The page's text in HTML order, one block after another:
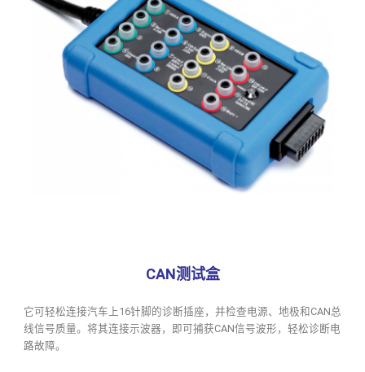
CAN测试盒
它可轻松连接汽车上16针脚的诊断插座，并检查电源、地极和CAN总
线信号质量。将其连接示波器，即可捕获CAN信号波形，轻松诊断电
路故障。